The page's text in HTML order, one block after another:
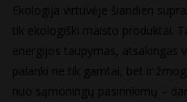
Ekologija virtuvėje šiandien
tik ekologiški maisto produktai.
energijos taupymas, atsakingas
palanki ne tik gamtai, bet ir
nuo sąmoningų pasirinkimų –